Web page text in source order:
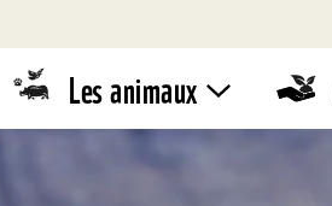
Les animaux
Zoodico